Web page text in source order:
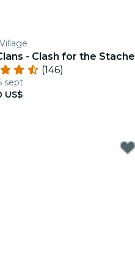
- Clash for the Stache
(146)
sept
US$